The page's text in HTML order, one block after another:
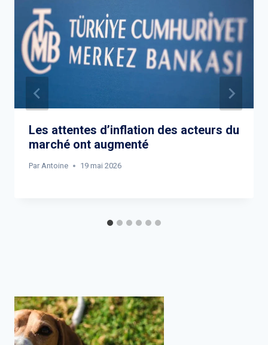
Les attentes d’inflation des acteurs du
marché ont augmenté
Par Antoine 19 mai 2026